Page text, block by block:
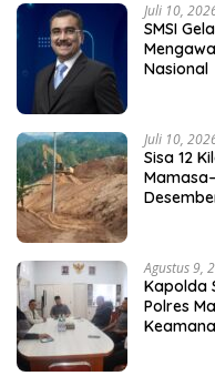
Juli 10,
SMSI
Nasional
Juli 10,
Sisa 12
Agustus 9,
Kapolda
Polres